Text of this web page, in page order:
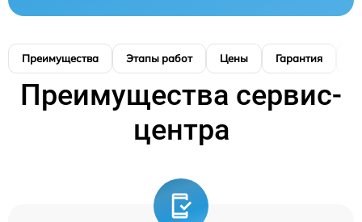
Преимущества Этапы работ Цены Гарантия
Преимущества сервис-
центра